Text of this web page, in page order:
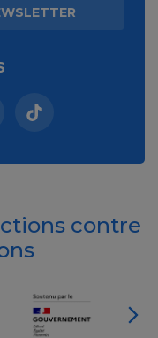
fenêtre)
(nouvelle fenêtre)
(nouvelle
Tiktok (nouvelle
contre